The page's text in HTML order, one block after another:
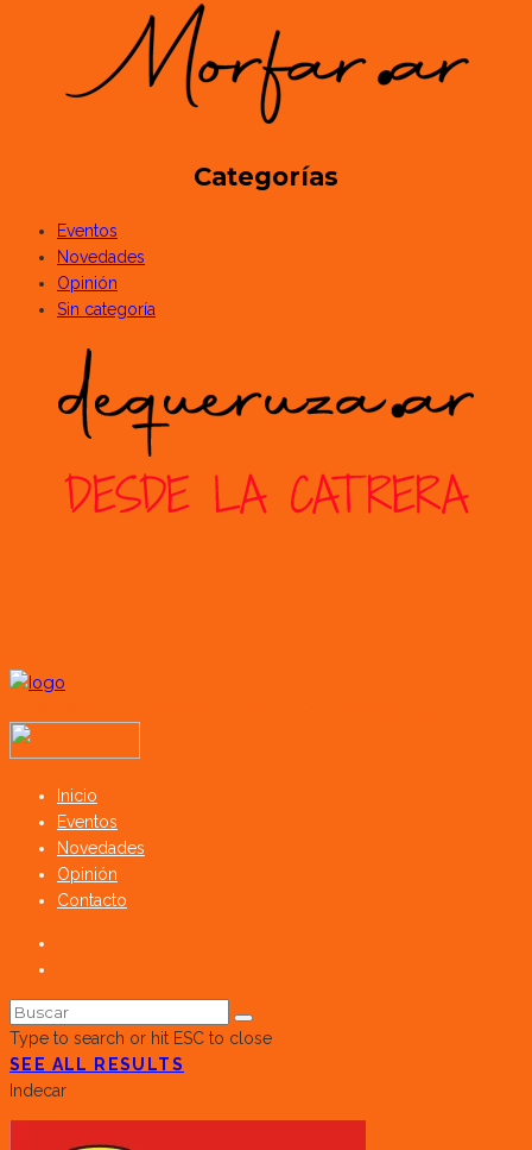
Categorías
Eventos
Novedades
Opinión
Sin categoría
Inicio
Eventos
Novedades
Opinión
Contacto
Type to search or hit ESC to close
SEE ALL RESULTS
Indecar